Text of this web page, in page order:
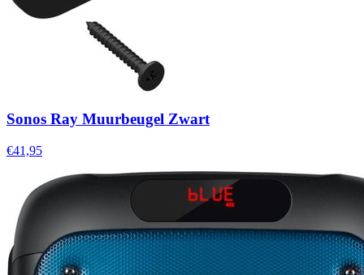
Sonos Ray Muurbeugel Zwart
€41,95